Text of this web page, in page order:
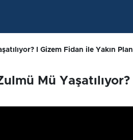
I Gizem Fidan ile Yakın Plan
Mü Yaşatılıyor? I